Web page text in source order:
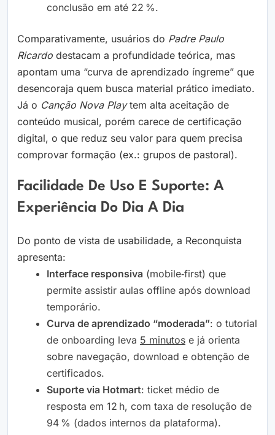
conclusão em até 22 %.
Comparativamente, usuários do Padre Paulo
Ricardo destacam a profundidade teórica, mas
apontam uma “curva de aprendizado íngreme” que
desencoraja quem busca material prático imediato.
Já o Canção Nova Playtem alta aceitação de
conteúdo musical, porém carece de certificação
digital, o que reduz seu valor para quem precisa
comprovar formação (ex.: grupos de pastoral).
Facilidade De Uso E Suporte: A
Experiência Do Dia A Dia
Do ponto de vista de usabilidade, a Reconquista
apresenta:
Interface responsiva (mobile‑first) que
permite assistir aulas offline após download
temporário.
Curva de aprendizado “moderada”: o tutorial
de onboarding leva 5 minutos e já orienta
sobre navegação, download e obtenção de
certificados.
Suporte via Hotmart: ticket médio de
resposta em 12 h, com taxa de resolução de
94 % (dados internos da plataforma).